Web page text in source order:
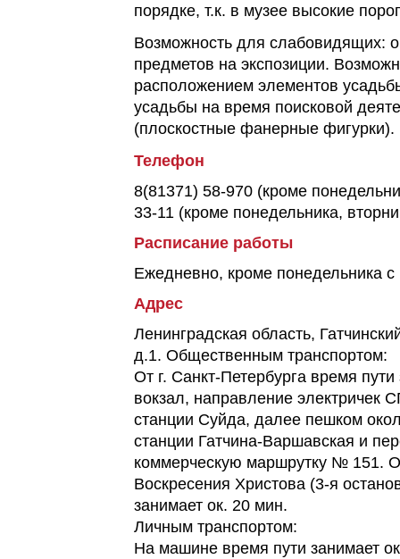
порядке, т.к. в музее высокие
Возможность для слабовидящих:
предметов на экспозиции.
расположением элементов
усадьбы на время поисковой
(плоскостные фанерные фигурки).
Телефон
8(81371) 58-970 (кроме
33-11 (кроме понедельника,
Расписание работы
Ежедневно, кроме понедельника
Адрес
Ленинградская область,
д.1. Общественным транспортом:
От г. Санкт-Петербурга время
вокзал, направление
станции Суйда, далее пешком
станции Гатчина-Варшавская и
коммерческую маршрутку № 151.
Воскресения Христова (3-я
занимает ок. 20 мин.
Личным транспортом:
На машине время пути занимает